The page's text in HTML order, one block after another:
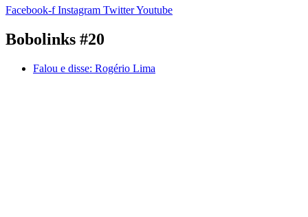
Facebook-f Instagram TwitterYoutube
Bobolinks #20
Falou e disse: Rogério Lima